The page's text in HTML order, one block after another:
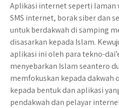
Aplikasi internet seperti
SMS internet, borak siber dan
untuk berdakwah di samping
disasarkan kepada Islam.
aplikasi ini oleh para tekno-
menyebarkan Islam seantero
memfokuskan kepada
kepada bentuk dan aplikasi
pendakwah dan pelayar